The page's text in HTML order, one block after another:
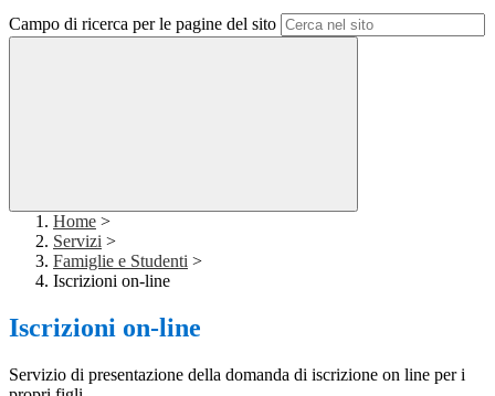
Campo di ricerca per le pagine del sito
Home >
Servizi >
Famiglie e Studenti >
Iscrizioni on-line
Iscrizioni on-line
Servizio di presentazione della domanda di iscrizione on line per i